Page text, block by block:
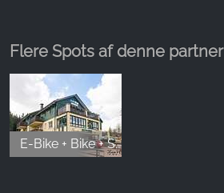
Flere Spots af denne partner
E-Bike + Bike + Ski + Schlitten - Verleihstation in Schierke